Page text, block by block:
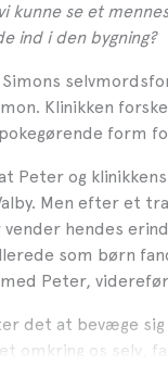
kunne se et
ind i den bygning?
Klinikken
form
Peter og
Men efter et
hendes
som børn
Peter,
det at bevæge
omkring os selv,